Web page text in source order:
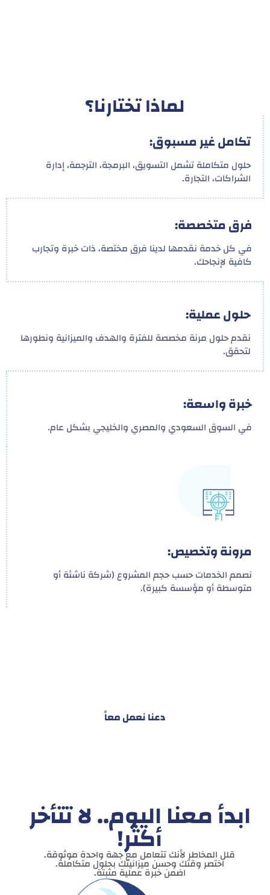
لماذا تختارنا؟
تكامل غير مسبوق:
حلول متكاملة تشمل التسويق، البرمجة، الترجمة، إدارة
الشراكات، التجارة.
فرق متخصصة:
في كل خدمة نقدمها لدينا فرق مختصة، ذات خبرة وتجارب
كافية لإنجاحك.
حلول عملية:
نقدم حلول مرنة مخصصة للفترة والهدف والميزانية ونطورها
لتحقق.
خبرة واسعة:
في السوق السعودي والمصري والخليجي بشكل عام.
مرونة وتخصيص:
نصمم الخدمات حسب حجم المشروع (شركة ناشئة أو
متوسطة أو مؤسسة كبيرة).
دعنا نعمل معاً
ابدأ معنا اليوم.. لا تتأخر
أكثر!
قلل المخاطر لأنك تتعامل مع جهة واحدة موثوقة.
اختصر وقتك وحسن ميزانيتك بحلول متكاملة.
اضمن خبرة عملية مثبتة.